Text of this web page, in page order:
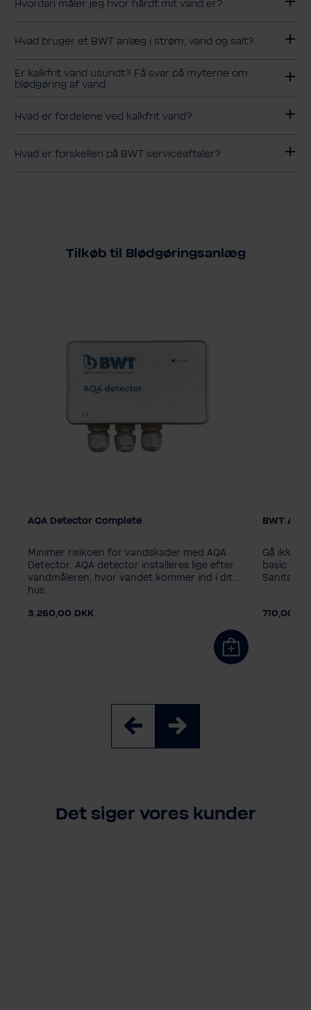
Hvordan måler jeg hvor hårdt mit vand er?
Hvad bruger et BWT anlæg i strøm, vand og salt?
Er kalkfrit vand usundt? Få svar på myterne om
blødgøring af vand.
Hvad er fordelene ved kalkfrit vand?
Hvad er forskellen på BWT serviceaftaler?
Tilkøb til Blødgøringsanlæg
AQA Detector Complete
Minimer risikoen for vandskader med AQA
Detector. AQA detector installeres lige efter
vandmåleren, hvor vandet kommer ind i dit
hus.
3.260,00 DKK
BWT
Gå ikke
basic
Sanitabs
710,00
Det siger vores kunder